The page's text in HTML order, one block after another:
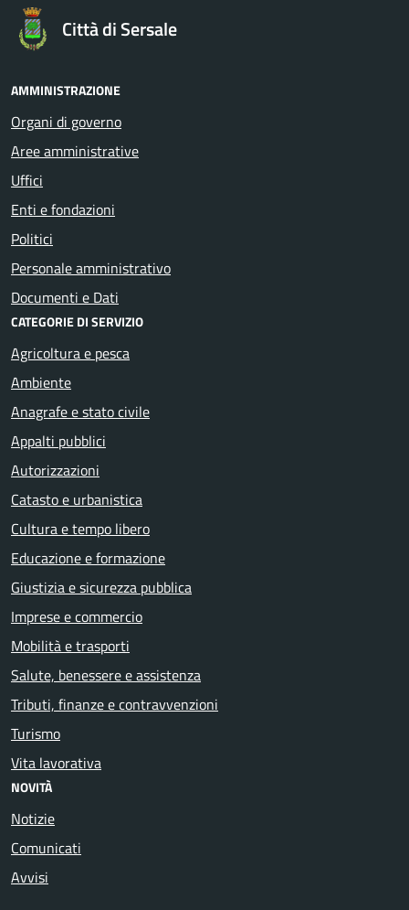
Città di Sersale
AMMINISTRAZIONE
Organi di governo
Aree amministrative
Uffici
Enti e fondazioni
Politici
Personale amministrativo
Documenti e Dati
CATEGORIE DI SERVIZIO
Agricoltura e pesca
Ambiente
Anagrafe e stato civile
Appalti pubblici
Autorizzazioni
Catasto e urbanistica
Cultura e tempo libero
Educazione e formazione
Giustizia e sicurezza pubblica
Imprese e commercio
Mobilità e trasporti
Salute, benessere e assistenza
Tributi, finanze e contravvenzioni
Turismo
Vita lavorativa
NOVITÀ
Notizie
Comunicati
Avvisi